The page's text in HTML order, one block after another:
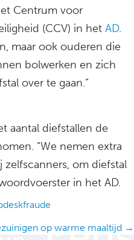
Centrum voor
(CCV) in het AD.
maar ook ouderen die
bolwerken en zich
over te gaan.”
aantal diefstallen de
“We nemen extra
zelfscanners, om diefstal
in het AD.
op warme maaltijd →